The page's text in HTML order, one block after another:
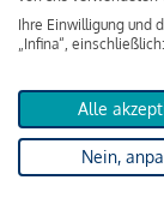
Ihre Einwilligung und
„Infina“,
Alle
Nein,